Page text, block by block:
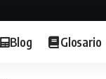
Blog Glosario